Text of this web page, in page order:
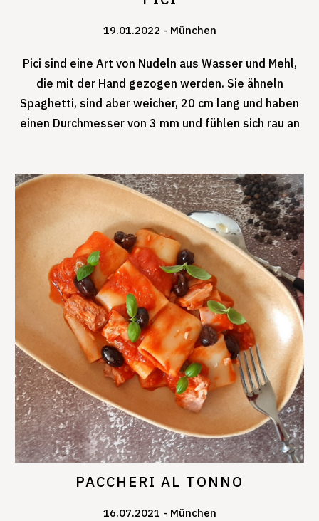
19.01.2022 München
Pici sind eine Art von Nudeln aus Wasser und Mehl,
die mit der Hand gezogen werden. Sie ähneln
Spaghetti, sind aber weicher, 20 cm lang und haben
einen Durchmesser von 3 mm und fühlen sich rau an
16.07.2021 München
PACCHERI AL TONNO